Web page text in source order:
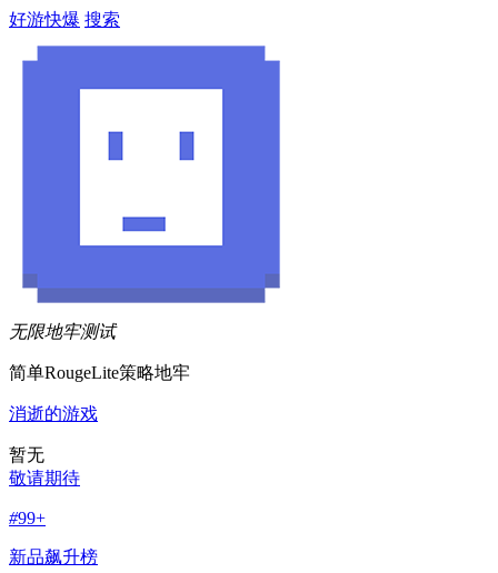
好游快爆 搜索
无限地牢测试
简单RougeLite策略地牢
消逝的游戏
暂无
敬请期待
#99+
新品飙升榜